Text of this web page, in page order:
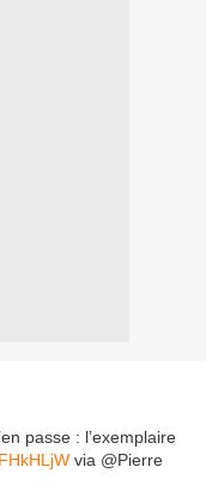
passe : l’exemplaire
via @Pierre